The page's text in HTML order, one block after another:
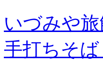
いづみや
手打ちそば